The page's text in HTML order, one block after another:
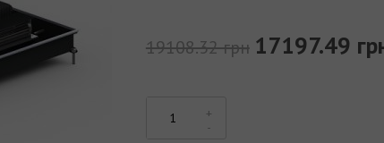
19108.32 грн 17197.49